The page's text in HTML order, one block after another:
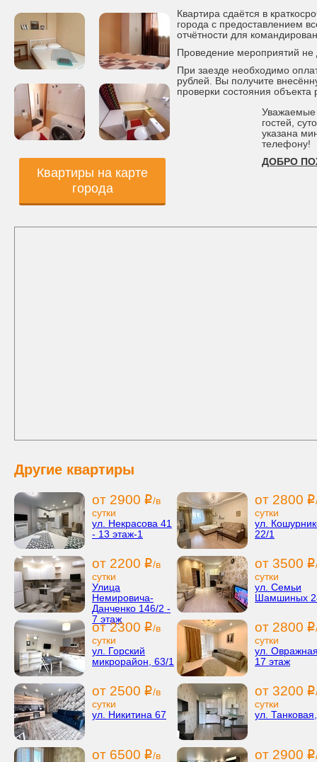
Квартиры на карте
города
Квартира сдаётся в
города с предоставлением
отчётности для
Проведение мероприятий не
При заезде необходимо
рублей. Вы получите
проверки состояния
Уважаемые
гостей,
указана
телефону!
ДОБРО
Другие квартиры
от 2900 i/в
сутки
ул. Некрасова 41
- 13 этаж-1
от 2800 i
сутки
ул.
22/1
от 2200 i/в
сутки
Улица
Немировича-
Данченко 146/2 -
7 этаж
от 3500 i
сутки
ул. Семьи
Шамшиных
от 2300 i/в
сутки
ул. Горский
микрорайон, 63/1
от 2800 i
сутки
ул.
17 этаж
от 2500 i/в
сутки
ул. Никитина 67
от 3200 i
сутки
ул.
от 6500 i/в
от 2900 i